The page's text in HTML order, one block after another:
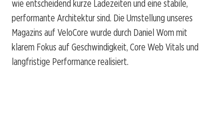
wie entscheidend kurze Ladezeiten und eine stabile,
performante Architektur sind. Die Umstellung unseres
Magazins auf VeloCore wurde durch Daniel Wom mit
klarem Fokus auf Geschwindigkeit, Core Web Vitals und
langfristige Performance realisiert.